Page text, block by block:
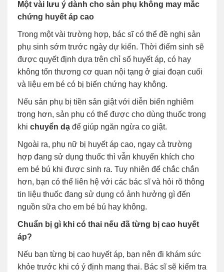
Một vài lưu ý dành cho sản phụ không may mắc
chứng huyết áp cao
Trong một vài trường hợp, bác sĩ có thể đề nghị sản
phụ sinh sớm trước ngày dự kiến. Thời điểm sinh sẽ
được quyết định dựa trên chỉ số huyết áp, có hay
không tổn thương cơ quan nội tạng ở giai đoạn cuối
và liệu em bé có bị biến chứng hay không.
Nếu sản phụ bị tiền sản giật với diễn biến nghiêm
trọng hơn, sản phụ có thể được cho dùng thuốc trong
khi chuyển dạ để giúp ngăn ngừa co giật.
Ngoài ra, phụ nữ bị huyết áp cao, ngay cả trường
hợp đang sử dụng thuốc thì vẫn khuyến khích cho
em bé bú khi được sinh ra. Tuy nhiên để chắc chắn
hơn, bạn có thể liên hệ với các bác sĩ và hỏi rõ thông
tin liệu thuốc đang sử dụng có ảnh hưởng gì đến
nguồn sữa cho em bé bú hay không.
Chuẩn bị gì khi có thai nếu đã từng bị cao huyết
áp?
Nếu bạn từng bị cao huyết áp, bạn nên đi khám sức
khỏe trước khi có ý định mang thai. Bác sĩ sẽ kiểm tra